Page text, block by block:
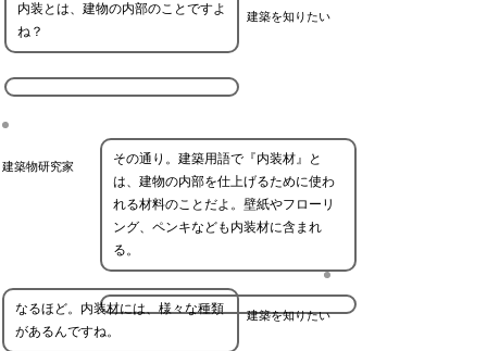
建築を知りたい
内装とは、建物の内部のことですよ
ね？
建築物研究家
その通り。建築用語で『内装材』と
は、建物の内部を仕上げるために使わ
れる材料のことだよ。壁紙やフローリ
ング、ペンキなども内装材に含まれ
る。
建築を知りたい
なるほど。内装材には、様々な種類
があるんですね。